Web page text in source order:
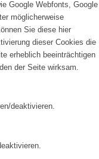
Google Webfonts, Google
möglicherweise
Sie diese hier
dieser Cookies die
erheblich beeinträchtigen
der Seite wirksam.
deaktivieren.